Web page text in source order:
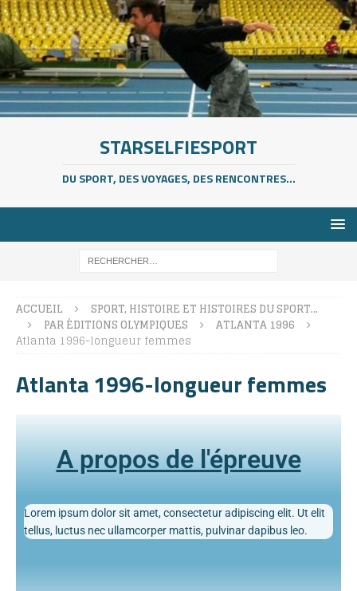
STARSELFIESPORT
DU SPORT, DES VOYAGES, DES RENCONTRES...
ACCUEIL
SPORT, HISTOIRE ET HISTOIRES DU SPORT…
PAR ÉDITIONS OLYMPIQUES
ATLANTA 1996
Atlanta 1996-longueur femmes
Atlanta 1996-longueur femmes
A propos de l'épreuve
Lorem ipsum dolor sit amet, consectetur adipiscing elit. Ut elit
tellus, luctus nec ullamcorper mattis, pulvinar dapibus leo.